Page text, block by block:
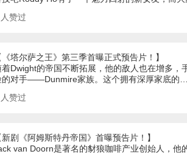
人赞过
《塔尔萨之王》第三季首曝正式预告片！】
着Dwight的帝国不断拓展，他的敌人也在增多
的对手——Dunmire家族。这个拥有深厚家底的
人赞过
新剧《阿姆斯特丹帝国》首曝预告片！】
van Doorn是著名的豺狼咖啡产业创始人，他